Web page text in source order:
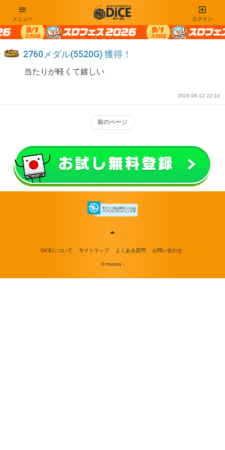
ログイン
メニュー
2760メダル(5520G) 獲得！
当たりが軽くて嬉しい
2026 06.12 22:19
前のページ
DiCEについて サイトマップ よくある質問 お問い合わせ
© musou -